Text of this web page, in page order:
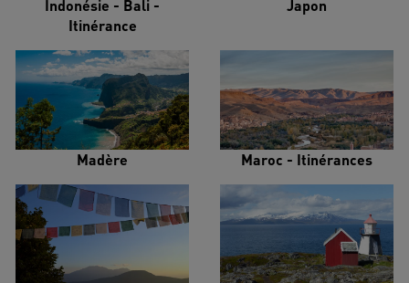
Indonésie - Bali -
Itinérance
Japon
Madère Maroc - Itinérances